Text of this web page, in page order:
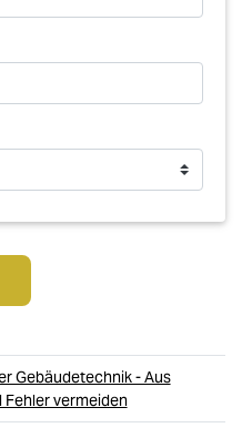
Gebäudetechnik - Aus
Fehler vermeiden